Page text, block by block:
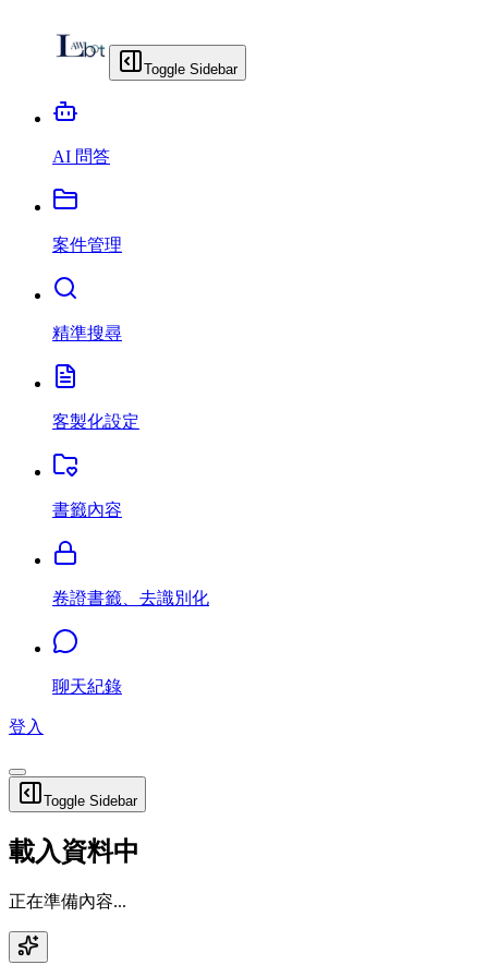
Toggle Sidebar
AI 問答
案件管理
精準搜尋
客製化設定
書籤內容
卷證書籤、去識別化
聊天紀錄
登入
Toggle Sidebar
載入資料中
正在準備內容...